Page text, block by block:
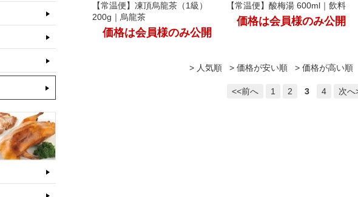
【常温便】凍頂烏龍茶（1級）
200g｜烏龍茶
価格は会員様のみ公開
【常温便】酸梅湯 600ml｜飲料
価格は会員様のみ公開
人気順 価格が安い順 価格が高い順
<<前へ 1 2 3 4 次へ